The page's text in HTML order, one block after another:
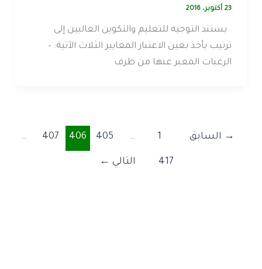
23 أكتوبر، 2016
يستند التوجيه للتعليم والتكوين العاليين إلى
ترتيب يأخذ بعين الاعتبار المعايير الثلاث الآتية: –
الرغبات المعبر عنها من طرف
→ السابق 1
…
405
406
407
…
417 التالي ←